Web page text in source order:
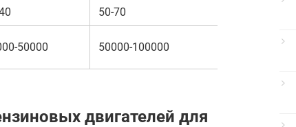
50-70
50000 50000-100000
двигателей для